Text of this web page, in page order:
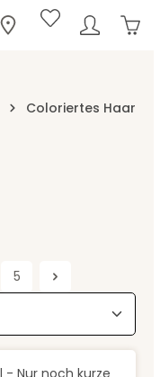
Coloriertes Haar
Seite
5